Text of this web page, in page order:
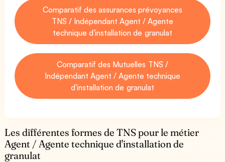
Comparatif des assurances prévoyances
TNS / Indépendant Agent / Agente
technique d'installation de granulat
Comparatif des Mutuelles TNS /
Indépendant Agent / Agente technique
d'installation de granulat
Les différentes formes de TNS pour le métier
Agent / Agente technique d'installation de
granulat